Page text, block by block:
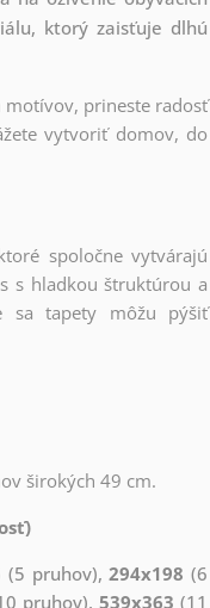
ktorý zaisťuje dlhú
motívov, prineste radosť
vytvoriť domov, do
spoločne vytvárajú
s hladkou štruktúrou a
sa tapety môžu pýšiť
širokých 49 cm.
(5 pruhov),294x198 (6
pruhov), 539x363 (11